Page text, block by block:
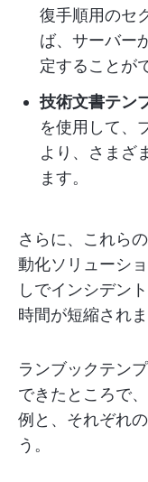
復手順用のセ
ば、サーバー
定することが
技術文書テン
を使用して、
より、さまざ
ます。
さらに、これら
動化ソリューシ
しでインシデン
時間が短縮されま
ランブックテン
できたところで
例と、それぞれ
う。